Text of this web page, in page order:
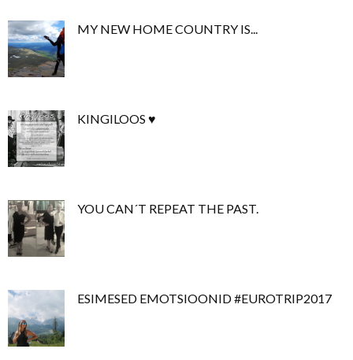
MY NEW HOME COUNTRY IS...
KINGILOOS ♥
YOU CAN´T REPEAT THE PAST.
ESIMESED EMOTSIOONID #EUROTRIP2017